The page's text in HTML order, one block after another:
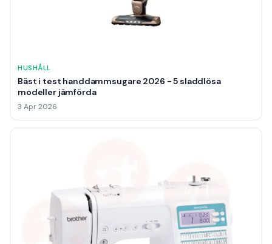
HUSHÅLL
Bäst i test handdammsugare 2026 - 5 sladdlösa
modeller jämförda
3 Apr 2026